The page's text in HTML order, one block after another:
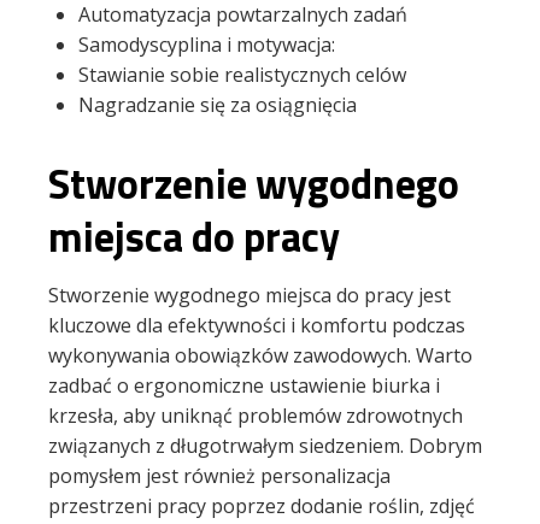
Automatyzacja powtarzalnych zadań
Samodyscyplina i motywacja:
Stawianie sobie realistycznych celów
Nagradzanie się za osiągnięcia
Stworzenie wygodnego
miejsca do pracy
Stworzenie wygodnego miejsca do pracy jest
kluczowe dla efektywności i komfortu podczas
wykonywania obowiązków zawodowych. Warto
zadbać o ergonomiczne ustawienie biurka i
krzesła, aby uniknąć problemów zdrowotnych
związanych z długotrwałym siedzeniem. Dobrym
pomysłem jest również personalizacja
przestrzeni pracy poprzez dodanie roślin, zdjęć